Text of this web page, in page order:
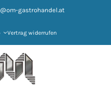
gastrohandel.at
Vertrag widerrufen